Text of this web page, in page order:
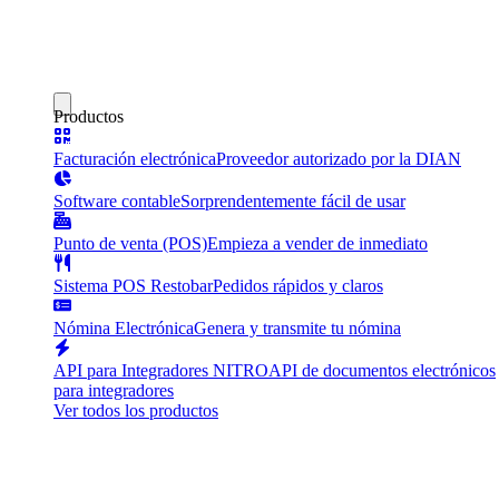
Productos
Facturación electrónicaProveedor autorizado por la DIAN
Software contableSorprendentemente fácil de usar
Punto de venta (POS)Empieza a vender de inmediato
Sistema POS RestobarPedidos rápidos y claros
Nómina ElectrónicaGenera y transmite tu nómina
API para Integradores NITROAPI de documentos electrónicos
para integradores
Ver todos los productos